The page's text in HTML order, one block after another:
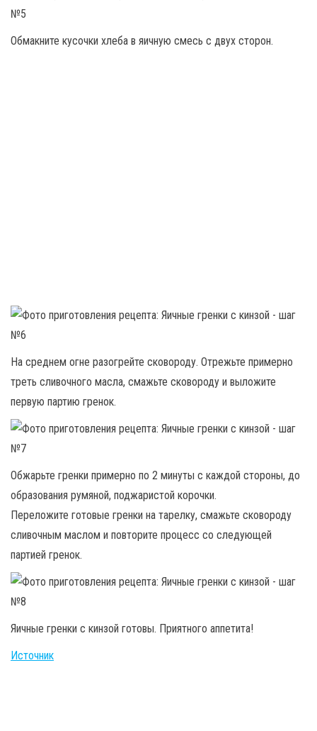
Обмакните кусочки хлеба в яичную смесь с двух сторон.
На среднем огне разогрейте сковороду. Отрежьте примерно
треть сливочного масла, смажьте сковороду и выложите
первую партию гренок.
Обжарьте гренки примерно по 2 минуты с каждой стороны, до
образования румяной, поджаристой корочки.
Переложите готовые гренки на тарелку, смажьте сковороду
сливочным маслом и повторите процесс со следующей
партией гренок.
Яичные гренки с кинзой готовы. Приятного аппетита!
Источник